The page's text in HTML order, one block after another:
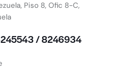
Piso 8, Ofic 8-C,
/ 8246934